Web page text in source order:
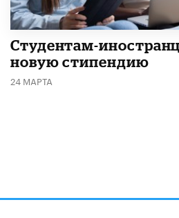
Студентам-
новую стипендию
24 МАРТА